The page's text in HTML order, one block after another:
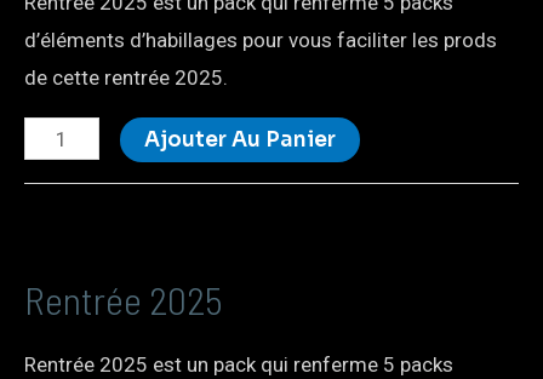
d’éléments d’habillages pour vous faciliter les prods
de cette rentrée 2025.
Ajouter Au Panier
Rentrée 2025
Rentrée 2025 est un pack qui renferme 5 packs